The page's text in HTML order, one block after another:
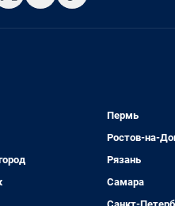
Пермь
Ростов-на-
Рязань
Самара